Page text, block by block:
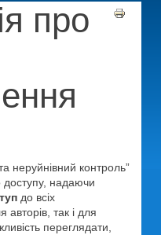
про
неруйнівний контроль”
надаючи
до всіх
авторів, так і для
переглядати,